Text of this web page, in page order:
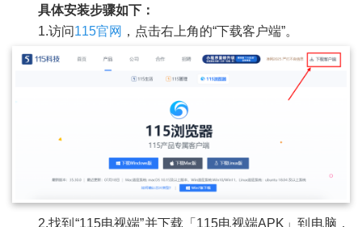
具体安装步骤如下：
1.访问115官网 ，点击右上角的“下载客户端”。
2.找到“115电视端”并下载「115电视端APK」到电脑，